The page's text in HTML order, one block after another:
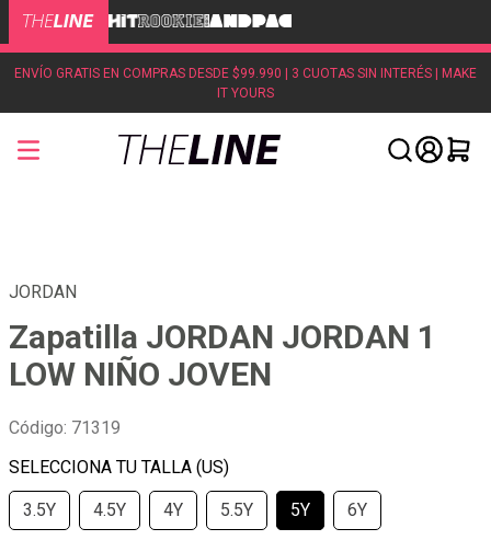
ENVÍO GRATIS EN COMPRAS DESDE $99.990 | 3 CUOTAS SIN INTERÉS | MAKE
IT YOURS
JORDAN
Zapatilla JORDAN JORDAN 1
LOW NIÑO JOVEN
Código: 71319
3.5Y 4.5Y 4Y 5.5Y 5Y 6Y